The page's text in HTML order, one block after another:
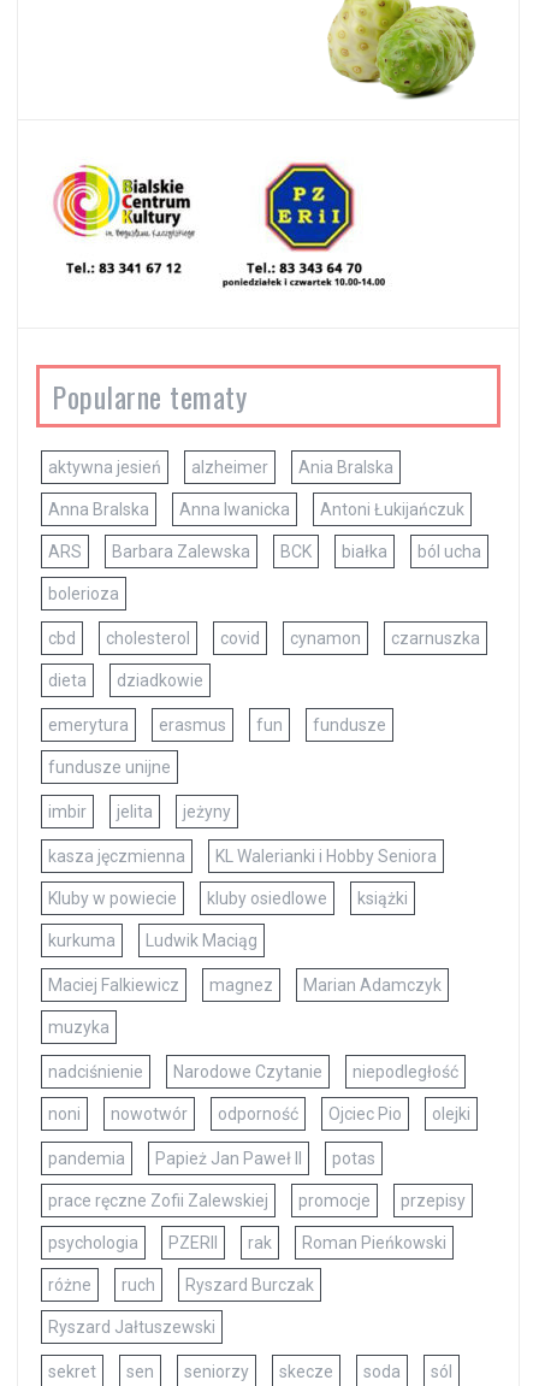
Popularne tematy
aktywna jesień alzheimer Ania Bralska
Anna Bralska Anna Iwanicka Antoni Łukijańczuk
ARS Barbara Zalewska BCK białka ból ucha
bolerioza
cbd cholesterol covid cynamon czarnuszka
dieta dziadkowie
emerytura erasmus fun fundusze
fundusze unijne
imbir jelita jeżyny
kasza jęczmienna KL Walerianki i Hobby Seniora
Kluby w powiecie kluby osiedlowe książki
kurkuma Ludwik Maciąg
Maciej Falkiewicz magnez Marian Adamczyk
muzyka
nadciśnienie Narodowe Czytanie niepodległość
noni nowotwór odporność Ojciec Pio olejki
pandemia Papież Jan Paweł II potas
prace ręczne Zofii Zalewskiej promocje przepisy
psychologia PZERII rak Roman Pieńkowski
różne ruch Ryszard Burczak
Ryszard Jałtuszewski
sekret sen seniorzy skecze soda sól